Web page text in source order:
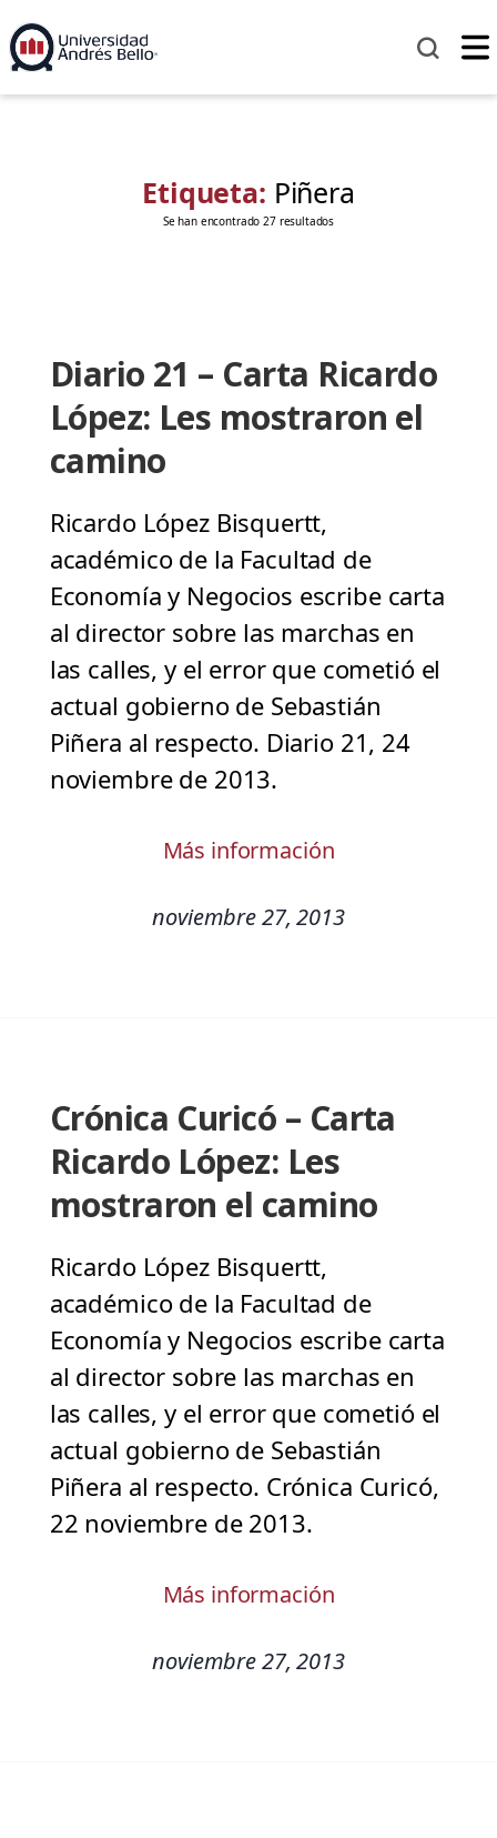
Etiqueta: Piñera
Se han encontrado 27 resultados
Diario 21 – Carta Ricardo
López: Les mostraron el
camino
Ricardo López Bisquertt,
académico de la Facultad de
Economía y Negocios escribe carta
al director sobre las marchas en
las calles, y el error que cometió el
actual gobierno de Sebastián
Piñera al respecto. Diario 21, 24
noviembre de 2013.
Más información
noviembre 27, 2013
Crónica Curicó – Carta
Ricardo López: Les
mostraron el camino
Ricardo López Bisquertt,
académico de la Facultad de
Economía y Negocios escribe carta
al director sobre las marchas en
las calles, y el error que cometió el
actual gobierno de Sebastián
Piñera al respecto. Crónica Curicó,
22 noviembre de 2013.
Más información
noviembre 27, 2013